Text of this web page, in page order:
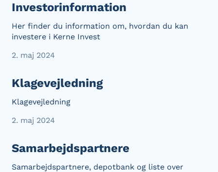
Investorinformation
Her finder du information om, hvordan du kan
investere i Kerne Invest
2. maj 2024
Klagevejledning
Klagevejledning
2. maj 2024
Samarbejdspartnere
Samarbejdspartnere, depotbank og liste over